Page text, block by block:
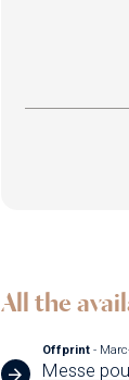
All the
Offprint-
Messe